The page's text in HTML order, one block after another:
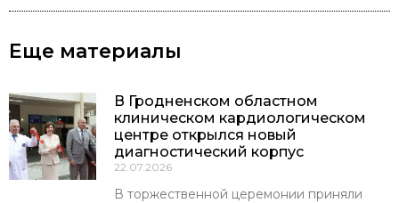
Еще материалы
В Гродненском областном
клиническом кардиологическом
центре открылся новый
диагностический корпус
22.07.2026
В торжественной церемонии приняли